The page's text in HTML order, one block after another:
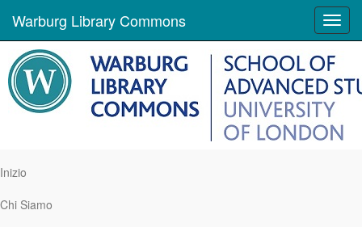
Warburg Library Commons
Inizio
Chi Siamo